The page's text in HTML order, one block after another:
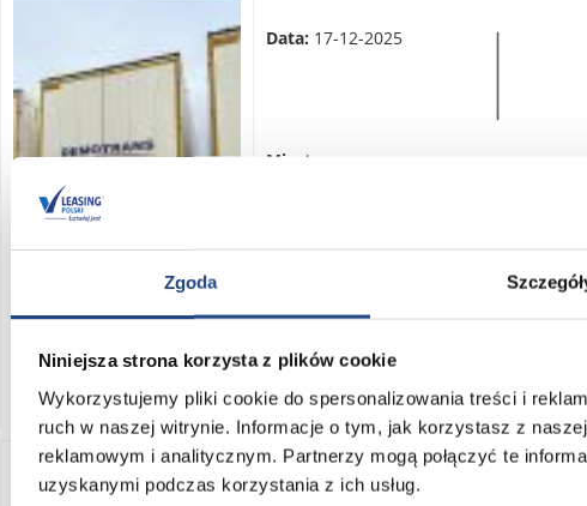
Zgoda
Niniejsza strona korzysta z plików cookie
Wykorzystujemy pliki cookie do spersonalizowania treści i
ruch w naszej witrynie. Informacje o tym, jak korzystasz z
reklamowym i analitycznym. Partnerzy mogą połączyć te
uzyskanymi podczas korzystania z ich usług.
Data: 17-12-2025
Miasto: